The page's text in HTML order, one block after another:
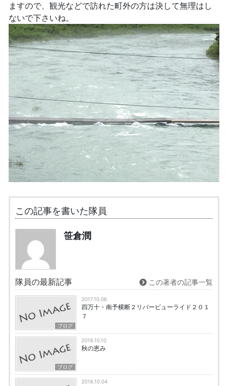
ますので、観光などで訪れた町外の方は決して無理はし
ないで下さいね。
この記事を書いた隊員
笹倉潤
隊員の最新記事 この著者の記事一覧
ブログ
2017.10.06
四万十・南予横断２リバービューライド２０１
７
ブログ
2016.10.10
秋の恵み
2016.10.04